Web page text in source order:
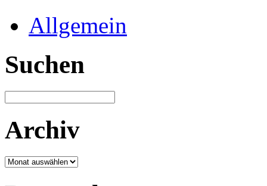
Allgemein
Suchen
Archiv
Archiv